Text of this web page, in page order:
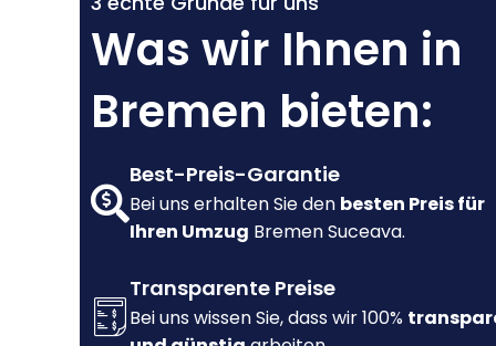
Was wir Ihnen in
Bremen bieten:
Best-Preis-Garantie
Bei uns erhalten Sie den besten Preis für
Ihren Umzug Bremen Suceava.
Transparente Preise
Bei uns wissen Sie, dass wir 100%